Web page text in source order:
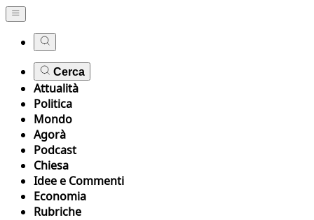
Cerca
Attualità
Politica
Mondo
Agorà
Podcast
Chiesa
Idee e Commenti
Economia
Rubriche